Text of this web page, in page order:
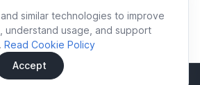
similar technologies to improve
understand usage, and support
Read Cookie Policy
Accept
Sidebar
Cookies preferences
Privacy policy
Terms and conditions
© All rights reserved.